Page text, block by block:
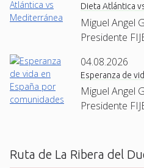
Dieta Atlántica
Miguel Angel
Presidente
04.08.2026
Esperanza de
Miguel Angel
Presidente
Ruta de La Ribera del